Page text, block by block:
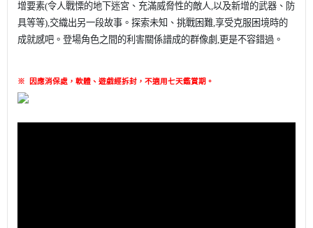
增要素(令人戰慄的地下迷宮、充滿威脅性的敵人,以及新增的武器、防
具等等),交織出另一段故事。探索未知、挑戰困難,享受克服困境時的
成就感吧。登場角色之間的利 害關係譜成的群像劇,更是不容錯過。
※ 因應消保處，軟體、遊戲經拆封，不適用七天鑑賞期 。